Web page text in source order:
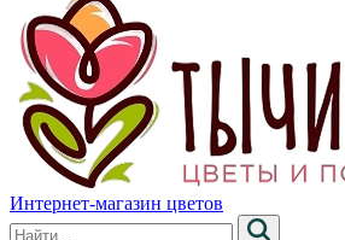
Интернет-магазин цветов